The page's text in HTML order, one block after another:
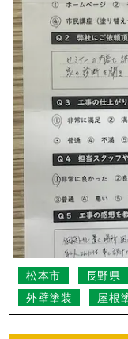
松本市 長野県
外壁塗装
屋根